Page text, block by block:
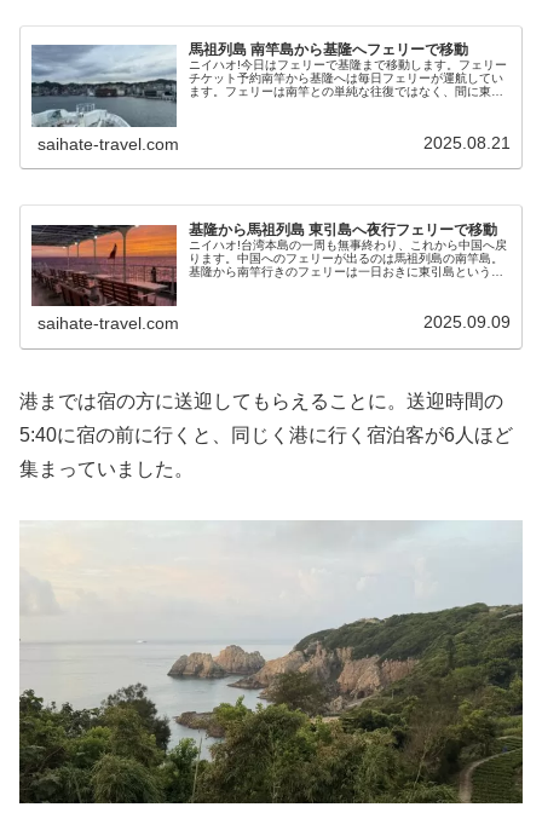
馬祖列島 南竿島から基隆へフェリーで移動
ニイハオ!今日はフェリーで基隆まで移動します。フェリー
チケット予約南竿から基隆へは毎日フェリーが運航してい
ます。フェリーは南竿との単純な往復ではなく、間に東引
saihate-travel.com 2025.08.21
基隆から馬祖列島 東引島へ夜行フェリーで移動
ニイハオ!台湾本島の一周も無事終わり、これから中国へ戻
ります。中国へのフェリーが出るのは馬祖列島の南竿島。
基隆から南竿行きのフェリーは一日おきに東引島というと
saihate-travel.com 2025.09.09
港までは宿の方に送迎してもらえることに。送迎時間の
5:40に宿の前に行くと、同じく港に行く宿泊客が6人ほど
集まっていました。